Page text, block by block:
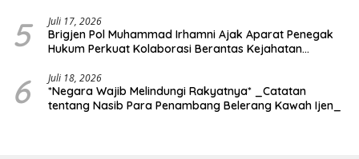
5 Juli 17, 2026
Brigjen Pol Muhammad Irhamni Ajak Aparat Penegak
Hukum Perkuat Kolaborasi Berantas Kejahatan
6 Juli 18, 2026
*Negara Wajib Melindungi Rakyatnya* _Catatan
tentang Nasib Para Penambang Belerang Kawah Ijen_